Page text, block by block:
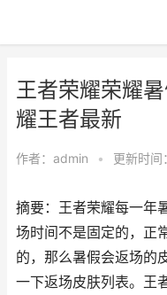
王者荣耀荣耀
耀王者最新
作者： admin • 更新时
摘要：王者荣耀每一年
场时间不是固定的，正
的，那么暑假会返场的
一下返场皮肤列表。王